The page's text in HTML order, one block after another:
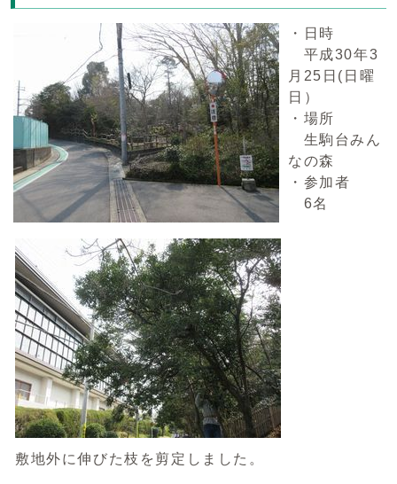
・日時
平成30年3
月25日(日曜
日）
・場所
生駒台みん
なの森
・参加者
6名
敷地外に伸びた枝を剪定しました。